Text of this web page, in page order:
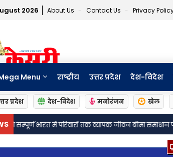
2026 About Us Contact Us Privacy
Menu राष्ट्रीय उत्तर प्रदेश देश-विदेश
प्रदेश देश-विदेश मनोरंजन खेल
जीवन बीमा समाधान पहुँचाने के लिए साझेदारी की•